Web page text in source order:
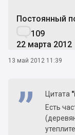
Постоянный
109
22 марта 2012
13 май 2012 11:39
Цитата
Есть